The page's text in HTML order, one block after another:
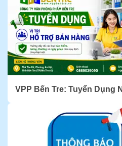
VPP Bến Tre: Tuyển Dụng